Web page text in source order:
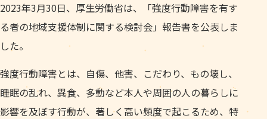
2023年3月30日、厚生労働省は、「強度行動障害を有す
る者の地域支援体制に関する検討会」報告書を公表しま
した。
強度行動障害とは、自傷、他害、こだわり、もの壊し、
睡眠の乱れ、異食、多動など本人や周囲の人の暮らしに
影響を及ぼす行動が、著しく高い頻度で起こるため、特